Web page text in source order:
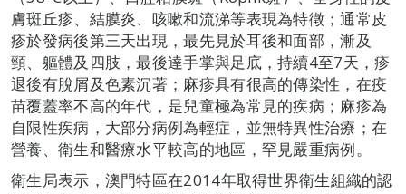
膚斑丘疹、結膜炎、咳嗽和流涕等表現為特徵；通常皮
疹於發病後第三天出現，最先見於耳後和面部，漸及
頸、軀體及四肢，最後達手掌與足底，持續4至7天，疹
退後有脫屑及色素沉著；麻疹具有很高的傳染性，在疫
苗覆蓋率不高的年代，是兒童極為常見的疾病；麻疹為
自限性疾病，大部分病例為輕症，並無特異性治療；在
營養、衛生和醫療水平較高的地區，罕見嚴重病例。
衛生局表示，澳門特區在2014年取得世界衛生組織的認